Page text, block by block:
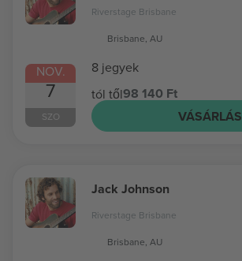
NOV.
7
SZO
Riverstage Brisbane
Brisbane, AU
8 jegyek
tól től98 140 Ft
VÁSÁRLÁS
Jack Johnson
Riverstage Brisbane
Brisbane, AU